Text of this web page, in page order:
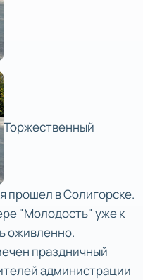
Торжественный
прошел в Солигорске.
"Молодость" уже к
оживленно.
праздничный
администрации